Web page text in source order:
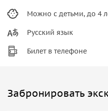
Можно с детьми, до 4
Русский язык
Билет в телефоне
Забронировать